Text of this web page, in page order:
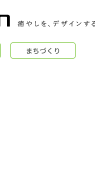
まちづくり